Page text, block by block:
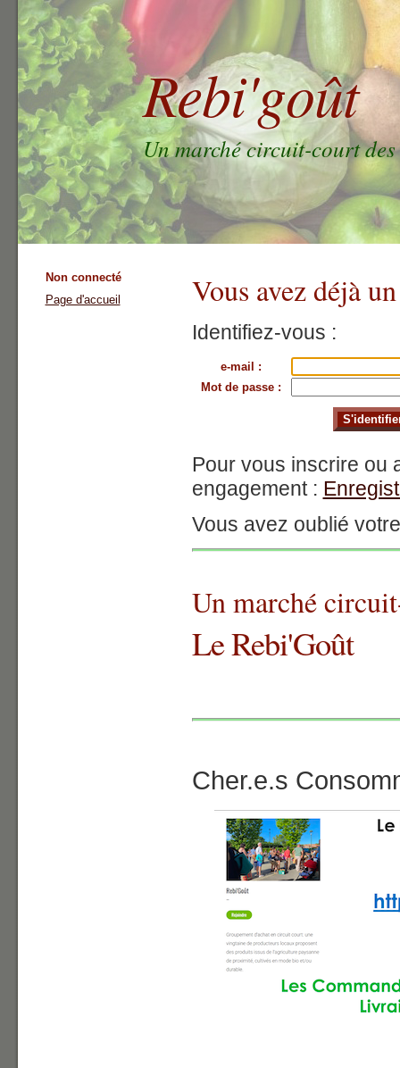
Rebi'goût
Un marché circuit-court
Vous avez déjà
Identifiez-vous :
e-mail :
Mot de passe :
Pour vous inscrire ou
engagement :
Vous avez oublié
Un marché
Le Rebi'Goût
Cher.e.s
Non connecté
Page d'accueil